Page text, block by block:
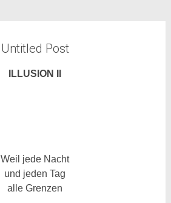
Untitled Post
ILLUSION II
Weil jede Nacht
und jeden Tag
alle Grenzen